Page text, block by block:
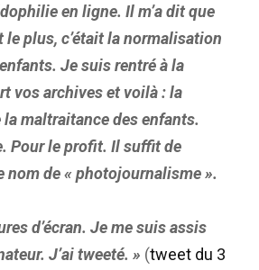
en ligne. Il m’a dit que
le plus, c’était la normalisation
Je suis rentré à la
vos archives et voilà : la
maltraitance des enfants.
Pour le profit. Il suffit de
nom de « photojournalisme ».
d’écran. Je me suis assis
J’ai tweeté. » (tweet du 3